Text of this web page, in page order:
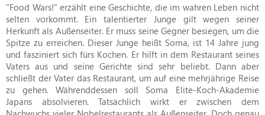
"Food Wars!" erzählt eine Geschichte, die im wahren Leben nicht
selten vorkommt. Ein talentierter Junge gilt wegen seiner
Herkunft als Außenseiter. Er muss seine Gegner besiegen, um die
Spitze zu erreichen. Dieser Junge heißt Soma, ist 14 Jahre jung
und fasziniert sich fürs Kochen. Er hilft in dem Restaurant seines
Vaters aus und seine Gerichte sind sehr beliebt. Dann aber
schließt der Vater das Restaurant, um auf eine mehrjährige Reise
zu gehen. Währenddessen soll Soma Elite-Koch-Akademie
Japans absolvieren. Tatsächlich wirkt er zwischen dem